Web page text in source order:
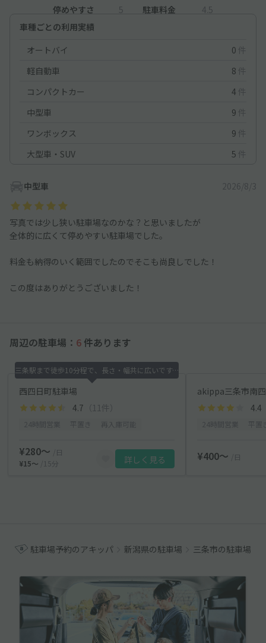
停めやすさ
5 駐車料金
4.5
車種ごとの利用実績
オートバイ
0 件
軽自動車
8 件
コンパクトカー
4 件
中型車
9 件
ワンボックス
9 件
大型車・SUV
5 件
中型車 2026/8/3
写真では少し狭い駐車場なのかな？と思いましたが
全体的に広くて停めやすい駐車場でした。
料金も納得のいく範囲でしたのでそこも尚良しでした！
この度はありがとうございました！
周辺の駐車場： 6 件あります
三条駅まで徒歩10分程で、長さ・幅共に広いです。
西四日町駐車場
4.7 （11件）
¥280〜
/日
¥15〜
/15分 詳しく見る
akippa三条市南
4.4
¥400〜 /日
駐車場予約のアキッパ 新潟県の駐車場 三条市の駐車場